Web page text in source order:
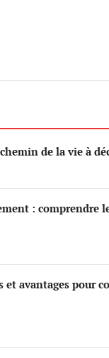
de la vie à
: comprendre
et avantages pour